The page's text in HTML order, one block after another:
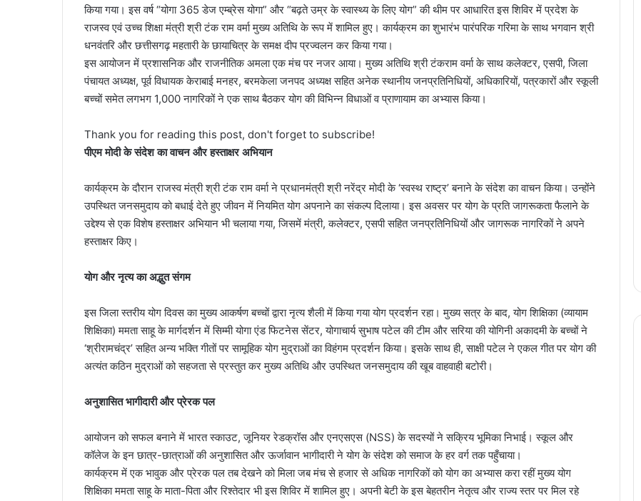
किया गया। इस वर्ष “योगा 365 डेज एम्ब्रेस योगा” और “बढ़ते उम्र के स्वास्थ्य के लिए योग” की थीम पर आधारित इस शिविर में प्रदेश के
राजस्व एवं उच्च शिक्षा मंत्री श्री टंक राम वर्मा मुख्य अतिथि के रूप में शामिल हुए। कार्यक्रम का शुभारंभ पारंपरिक गरिमा के साथ भगवान श्री
धनवंतरि और छत्तीसगढ़ महतारी के छायाचित्र के समक्ष दीप प्रज्वलन कर किया गया।
​इस आयोजन में प्रशासनिक और राजनीतिक अमला एक मंच पर नजर आया। मुख्य अतिथि श्री टंकराम वर्मा के साथ कलेक्टर, एसपी, जिला
पंचायत अध्यक्ष, पूर्व विधायक केराबाई मनहर, बरमकेला जनपद अध्यक्ष सहित अनेक स्थानीय जनप्रतिनिधियों, अधिकारियों, पत्रकारों और स्कूली
बच्चों समेत लगभग 1,000 नागरिकों ने एक साथ बैठकर योग की विभिन्न विधाओं व प्राणायाम का अभ्यास किया।
Thank you for reading this post, don't forget to subscribe!
​पीएम मोदी के संदेश का वाचन और हस्ताक्षर अभियान
​कार्यक्रम के दौरान राजस्व मंत्री श्री टंक राम वर्मा ने प्रधानमंत्री श्री नरेंद्र मोदी के ‘स्वस्थ राष्ट्र’ बनाने के संदेश का वाचन किया। उन्होंने
उपस्थित जनसमुदाय को बधाई देते हुए जीवन में नियमित योग अपनाने का संकल्प दिलाया। इस अवसर पर योग के प्रति जागरूकता फैलाने के
उद्देश्य से एक विशेष हस्ताक्षर अभियान भी चलाया गया, जिसमें मंत्री, कलेक्टर, एसपी सहित जनप्रतिनिधियों और जागरूक नागरिकों ने अपने
हस्ताक्षर किए।
​योग और नृत्य का अद्भुत संगम
​इस जिला स्तरीय योग दिवस का मुख्य आकर्षण बच्चों द्वारा नृत्य शैली में किया गया योग प्रदर्शन रहा। मुख्य सत्र के बाद, योग शिक्षिका (व्यायाम
शिक्षिका) ममता साहू के मार्गदर्शन में सिम्मी योगा एंड फिटनेस सेंटर, योगाचार्य सुभाष पटेल की टीम और सरिया की योगिनी अकादमी के बच्चों ने
‘श्रीरामचंद्र’ सहित अन्य भक्ति गीतों पर सामूहिक योग मुद्राओं का विहंगम प्रदर्शन किया। इसके साथ ही, साक्षी पटेल ने एकल गीत पर योग की
अत्यंत कठिन मुद्राओं को सहजता से प्रस्तुत कर मुख्य अतिथि और उपस्थित जनसमुदाय की खूब वाहवाही बटोरी।
​अनुशासित भागीदारी और प्रेरक पल
​आयोजन को सफल बनाने में भारत स्काउट, जूनियर रेडक्रॉस और एनएसएस (NSS) के सदस्यों ने सक्रिय भूमिका निभाई। स्कूल और
कॉलेज के इन छात्र-छात्राओं की अनुशासित और ऊर्जावान भागीदारी ने योग के संदेश को समाज के हर वर्ग तक पहुँचाया।
​कार्यक्रम में एक भावुक और प्रेरक पल तब देखने को मिला जब मंच से हजार से अधिक नागरिकों को योग का अभ्यास करा रहीं मुख्य योग
शिक्षिका ममता साहू के माता-पिता और रिश्तेदार भी इस शिविर में शामिल हुए। अपनी बेटी के इस बेहतरीन नेतृत्व और राज्य स्तर पर मिल रहे